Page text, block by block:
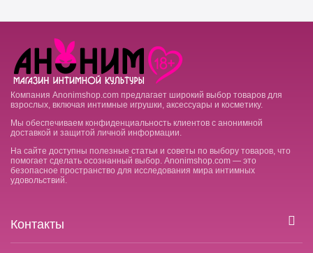
Компания Anonimshop.com предлагает широкий выбор товаров для
взрослых, включая интимные игрушки, аксессуары и косметику.
Мы обеспечиваем конфиденциальность клиентов с анонимной
доставкой и защитой личной информации.
На сайте доступны полезные статьи и советы по выбору товаров, что
помогает сделать осознанный выбор. Anonimshop.com — это
безопасное пространство для исследования мира интимных
удовольствий.
Контакты